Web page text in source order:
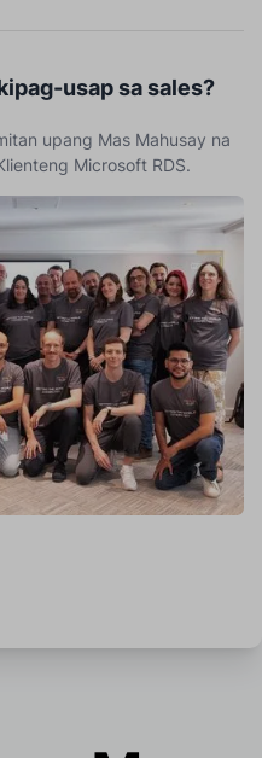
usap sa sales?
upang Mas Mahusay na
Microsoft RDS.